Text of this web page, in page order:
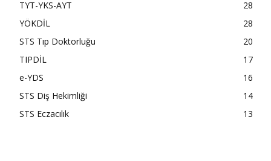
TYT-YKS-AYT
28
YÖKDİL
28
STS Tıp Doktorluğu
20
TIPDİL
17
e-YDS
16
STS Diş Hekimliği
14
STS Eczacılık
13